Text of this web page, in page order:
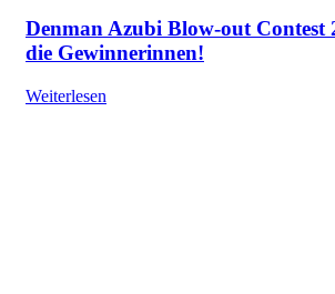
Denman Azubi Blow-out Contest
die Gewinnerinnen!
Weiterlesen